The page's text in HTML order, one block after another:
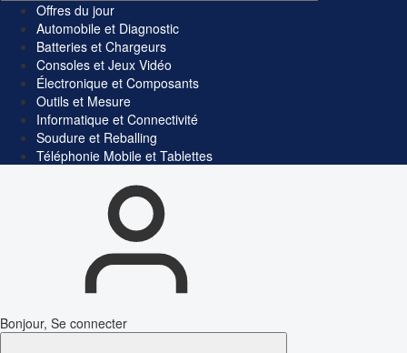
Offres du jour
Automobile et Diagnostic
Batteries et Chargeurs
Consoles et Jeux Vidéo
Électronique et Composants
Outils et Mesure
Informatique et Connectivité
Soudure et Reballing
Téléphonie Mobile et Tablettes
Bonjour, Se connecter